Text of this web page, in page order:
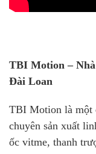
TBI Motion –
Đài Loan
TBI Motion là một
chuyên sản xuất
ốc vitme, thanh